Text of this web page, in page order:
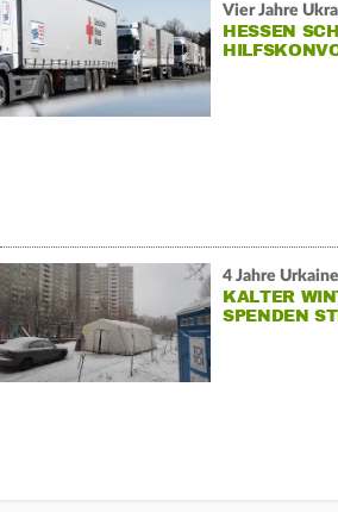
Vier Jahre
HESSEN
4 Jahre
KALTER
SPENDEN